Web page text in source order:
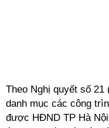
Theo Nghị quyết số 21
danh mục các công
được HĐND TP Hà